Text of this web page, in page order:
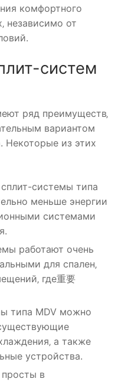
комфортного
независимо от
систем
ряд преимуществ‚
вариантом
Некоторые из этих
сплит-системы типа
меньше энергии
системами
работают очень
для спален‚
где重要
типа MDV можно
а также
устройства.
в